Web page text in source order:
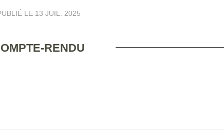
LE 13 JUIL. 2025
RENDU